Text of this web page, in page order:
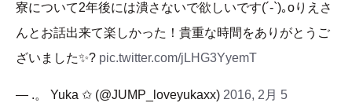
寮について2年後には潰さないで欲しいです(´-`)｡oりえさ
んとお話出来て楽しかった！貴重な時間をありがとうご
ざいました✨? pic.twitter.com/jLHG3YyemT
— .。 Yuka ✩ (@JUMP_loveyukaxx) 2016, 2月 5